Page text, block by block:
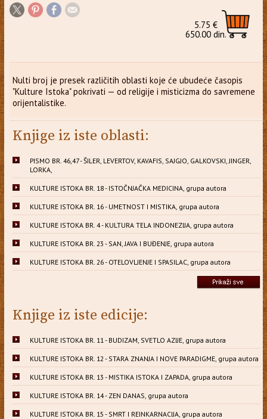
5.75 €
650.00 din.
Nulti broj je presek različitih oblasti koje će ubudeće časopis
"Kulture Istoka" pokrivati — od religije i misticizma do savremene
orijentalistike.
Knjige iz iste oblasti:
PISMO BR. 46,47 - ŠILER, LEVERTOV, KAVAFIS, SAJGJO, GALKOVSKI, JINGER,
LORKA,
KULTURE ISTOKA BR. 18 - ISTOČNJAČKA MEDICINA, grupa autora
KULTURE ISTOKA BR. 16 - UMETNOST I MISTIKA, grupa autora
KULTURE ISTOKA BR. 4 - KULTURA TELA INDONEZIJA, grupa autora
KULTURE ISTOKA BR. 23 - SAN, JAVA I BUĐENJE, grupa autora
KULTURE ISTOKA BR. 26 - OTELOVLJENJE I SPASILAC, grupa autora
Knjige iz iste edicije:
KULTURE ISTOKA BR. 11 - BUDIZAM, SVETLO AZIJE, grupa autora
KULTURE ISTOKA BR. 12 - STARA ZNANJA I NOVE PARADIGME, grupa autora
KULTURE ISTOKA BR. 13 - MISTIKA ISTOKA I ZAPADA, grupa autora
KULTURE ISTOKA BR. 14 - ZEN DANAS, grupa autora
KULTURE ISTOKA BR. 15 - SMRT I REINKARNACIJA, grupa autora